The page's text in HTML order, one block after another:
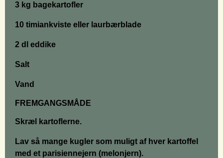
3 kg bagekartofler
10 timiankviste eller laurbærblade
2 dl eddike
Salt
Vand
FREMGANGSMÅDE
Skræl kartoflerne.
Lav så mange kugler som muligt af hver kartoffel
med et parisiennejern (melonjern).